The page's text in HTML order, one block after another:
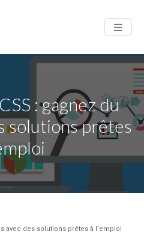
: gagnez du
solutions prêtes
avec des solutions prêtes à l’emploi